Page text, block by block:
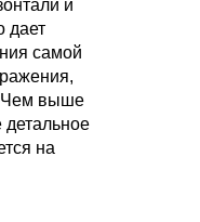
и
дает
самой
Чем выше
на